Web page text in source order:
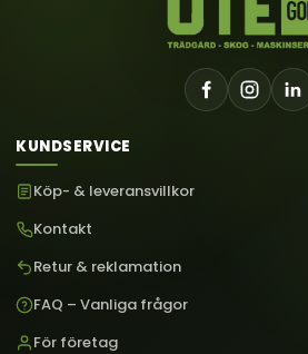
KUNDSERVICE
Köp- & leveransvillkor
Kontakt
Retur & reklamation
FAQ – Vanliga frågor
För företag